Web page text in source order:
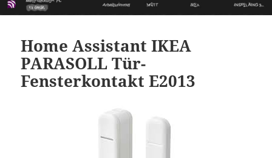
Home Assistant IKEA
PARASOLL Tür-
Fensterkontakt E2013